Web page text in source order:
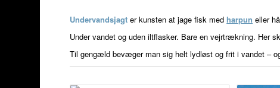
Undervandsjagt er kunsten at jage fisk med harpun eller
Under vandet og uden iltflasker. Bare en vejrtrækning. Her
Til gengæld bevæger man sig helt lydløst og frit i vandet –